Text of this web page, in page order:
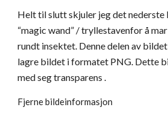
Helt til slutt skjuler jeg det nederste
“magic wand” / tryllestavenfor å
rundt insektet. Denne delen av
lagre bildet i formatet PNG. Dette
med seg transparens .
Fjerne bildeinformasjon